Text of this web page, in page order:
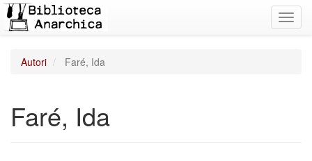
Autori Faré, Ida
Faré, Ida